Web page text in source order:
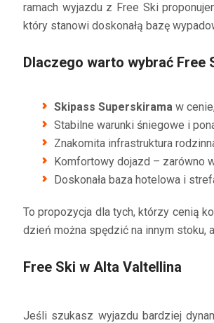
ramach wyjazdu z Free Ski
który stanowi doskonałą bazę
Dlaczego warto wybrać Free
Skipass Superskirama w
Stabilne warunki śniegowe i
Znakomita infrastruktura
Komfortowy dojazd – zarówno
Doskonała baza hotelowa i
To propozycja dla tych, którzy cenią
dzień można spędzić na innym stoku,
Free Ski w Alta Valtellina
Jeśli szukasz wyjazdu bardziej